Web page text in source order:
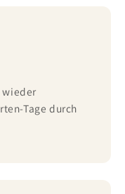
wieder
Tage durch